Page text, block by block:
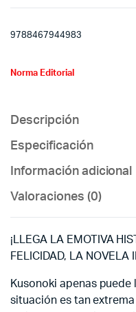
9788467944983
Norma Editorial
Descripción
Especificación
Información adicional
Valoraciones (0)
¡LLEGA LA EMOTIVA
FELICIDAD, LA NOVELA
Kusonoki apenas puede
situación es tan